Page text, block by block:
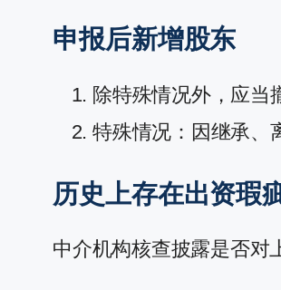
申报后新增股东
除特殊情况外，应当
特殊情况：因继承、
历史上存在出资瑕
中介机构核查披露是否对